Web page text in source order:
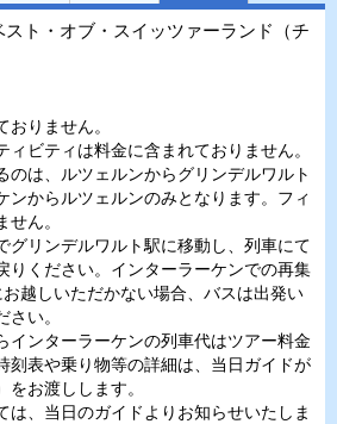
ト・オブ・スイッツァーランド（チ
りません。
ビティは料金に含まれておりません。
は、ルツェルンからグリンデルワルト
ンからルツェルンのみとなります。フィ
ん。
グリンデルワルト駅に移動し、列車にて
りください。インターラーケンでの再集
越しいただかない場合、バスは出発い
い。
インターラーケンの列車代はツアー料金
刻表や乗り物等の詳細は、当日ガイドが
をお渡しします。
、当日のガイドよりお知らせいたしま